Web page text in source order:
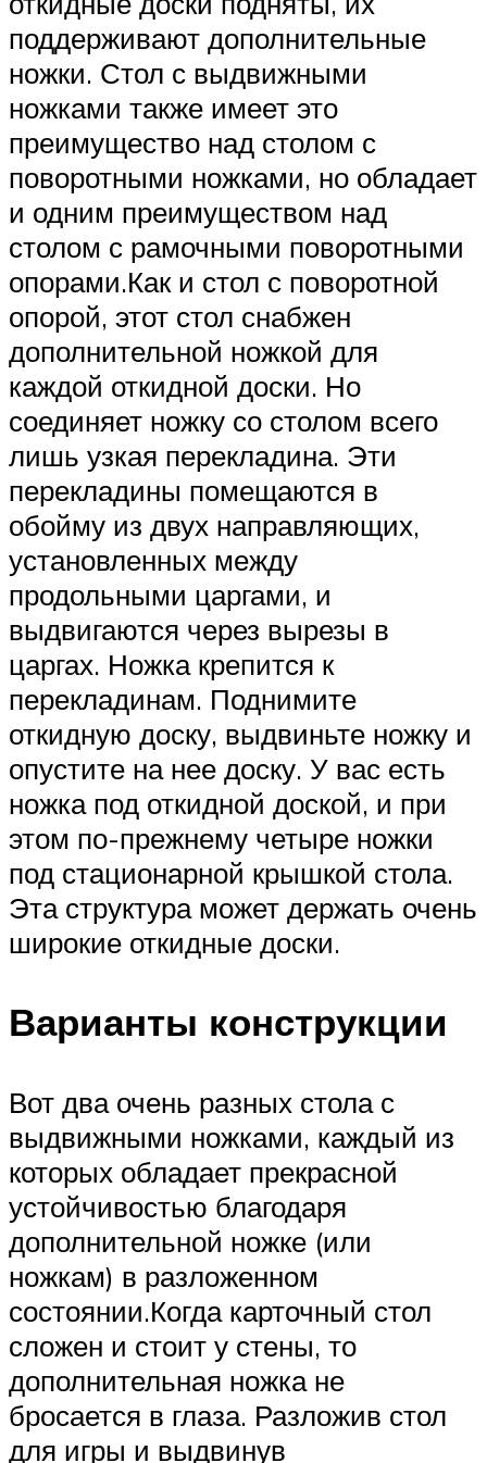
поддерживают дополнительные
ножки. Стол с выдвижными
ножками также имеет это
преимущество над столом с
поворотными ножками, но обладает
и одним преимуществом над
столом с рамочными поворотными
опорами.Как и стол с поворотной
опорой, этот стол снабжен
дополнительной ножкой для
каждой откидной доски. Но
соединяет ножку со столом всего
лишь узкая перекладина. Эти
перекладины помещаются в
обойму из двух направляющих,
установленных между
продольными царгами, и
выдвигаются через вырезы в
царгах. Ножка крепится к
перекладинам. Поднимите
откидную доску, выдвиньте ножку и
опустите на нее доску. У вас есть
ножка под откидной доской, и при
этом по-прежнему четыре ножки
под стационарной крышкой стола.
Эта структура может держать очень
широкие откидные доски.
Варианты конструкции
Вот два очень разных стола с
выдвижными ножками, каждый из
которых обладает прекрасной
устойчивостью благодаря
дополнительной ножке (или
ножкам) в разложенном
состоянии.Когда карточный стол
сложен и стоит у стены, то
дополнительная ножка не
бросается в глаза. Разложив стол
для игры и выдвинув